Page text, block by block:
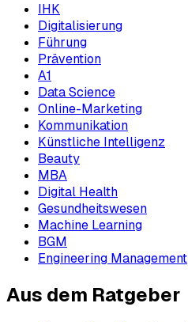
IHK
Digitalisierung
Führung
Prävention
A1
Data Science
Online-Marketing
Kommunikation
Künstliche Intelligenz
Beauty
MBA
Digital Health
Gesundheitswesen
Machine Learning
BGM
Engineering Management
Aus dem Ratgeber